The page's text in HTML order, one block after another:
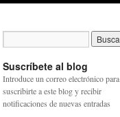
Suscríbete al blog
Introduce un correo electrónico para
suscribirte a este blog y recibir
notificaciones de nuevas entradas